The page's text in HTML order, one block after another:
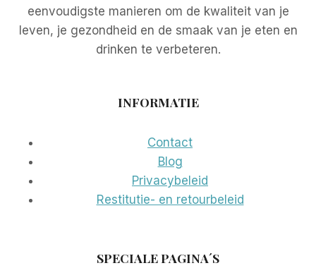
eenvoudigste manieren om de kwaliteit van je
leven, je gezondheid en de smaak van je eten en
drinken te verbeteren.
INFORMATIE
Contact
Blog
Privacybeleid
Restitutie- en retourbeleid
SPECIALE PAGINA´S